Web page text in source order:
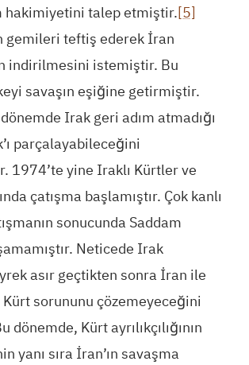
hakimiyetini talep etmiştir.[5]
gemileri teftiş ederek İran
indirilmesini istemiştir. Bu
savaşın eşiğine getirmiştir.
Irak geri adım atmadığı
parçalayabileceğini
1974’te yine Iraklı Kürtler ve
çatışma başlamıştır. Çok kanlı
sonucunda Saddam
Neticede Irak
asır geçtikten sonra İran ile
sorununu çözemeyeceğini
dönemde, Kürt ayrılıkçılığının
yanı sıra İran’ın savaşma